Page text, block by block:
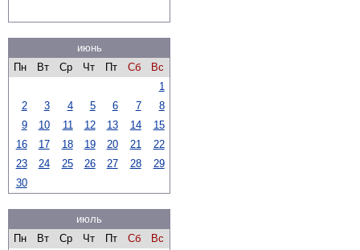
июнь
Пн
Вт Ср Чт Пт Сб
Вс
1
2
3 4 5 6 7
8
9
10 11 12 13 14
15
16
17 18 19 20 21
22
23
24 25 26 27 28
29
30
июль
Пн
Вт Ср Чт Пт Сб
Вс